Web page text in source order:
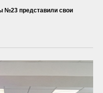
№23 представили свои